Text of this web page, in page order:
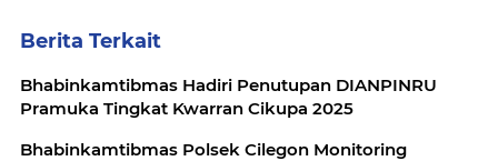
Berita Terkait
Bhabinkamtibmas Hadiri Penutupan DIANPINRU
Pramuka Tingkat Kwarran Cikupa 2025
Bhabinkamtibmas Polsek Cilegon Monitoring